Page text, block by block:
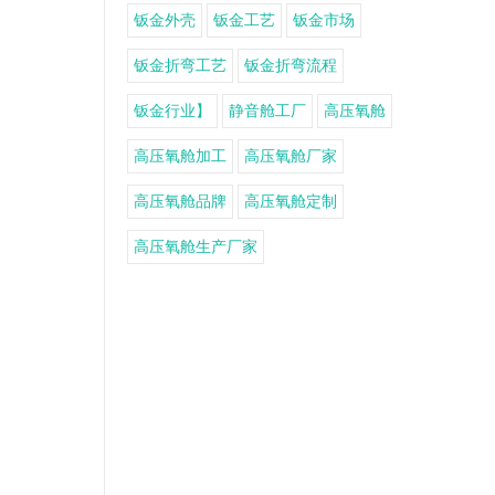
钣金外壳 钣金工艺 钣金市场
钣金折弯工艺 钣金折弯流程
钣金行业】 静音舱工厂 高压氧舱
高压氧舱加工 高压氧舱厂家
高压氧舱品牌 高压氧舱定制
高压氧舱生产厂家